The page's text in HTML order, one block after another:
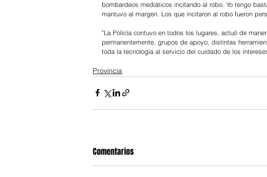
bombardeos mediáticos incitando al robo. Yo tengo
mantuvo al margen. Los que incitaron al robo fueron
"La Policía contuvo en todos los lugares, actuó de
permanentemente, grupos de apoyo, distintas
toda la tecnología al servicio del cuidado de los
Provincia
Comentarios